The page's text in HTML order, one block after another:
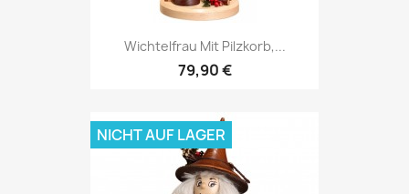
Wichtelfrau Mit Pilzkorb,...
79,90 €
NICHT AUF LAGER